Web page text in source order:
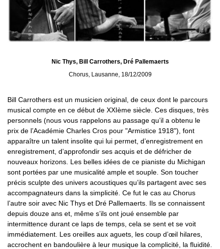
Nic Thys, Bill Carrothers, Dré Pallemaerts
Chorus, Lausanne, 18/12/2009
Bill Carrothers est un musicien original, de ceux dont le parcours
musical compte en ce début de XXIème siècle. Ces disques, très
personnels (nous vous rappelons au passage qu’il a obtenu le
prix de l’Académie Charles Cros pour "Armistice 1918"), font
apparaître un talent insolite qui lui permet, d’enregistrement en
enregistrement, d’approfondir ses acquis et de défricher de
nouveaux horizons. Les belles idées de ce pianiste du Michigan
sont portées par une musicalité ample et souple. Son toucher
précis sculpte des univers acoustiques qu’ils partagent avec ses
accompagnateurs dans la simplicité. Ce fut le cas au Chorus
l’autre soir avec Nic Thys et Dré Pallemaerts. Ils se connaissent
depuis douze ans et, même s’ils ont joué ensemble par
intermittence durant ce laps de temps, cela se sent et se voit
immédiatement. Les oreilles aux aguets, les coup d’œil hilares,
accrochent en bandoulière à leur musique la complicité, la fluidité.